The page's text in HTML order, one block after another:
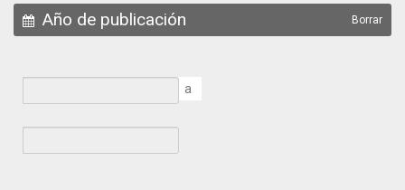
Año de publicación Borrar
a